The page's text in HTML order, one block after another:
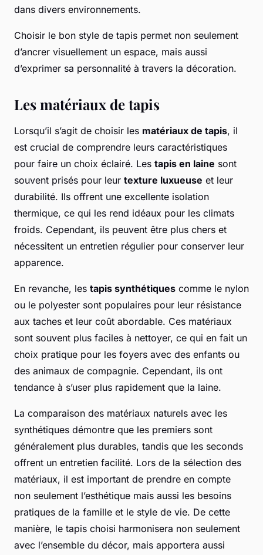
dans divers environnements.
Choisir le bon style de tapis permet non seulement
d’ancrer visuellement un espace, mais aussi
d’exprimer sa personnalité à travers la décoration.
Les matériaux de tapis
Lorsqu’il s’agit de choisir les matériaux de tapis, il
est crucial de comprendre leurs caractéristiques
pour faire un choix éclairé. Les tapis en laine sont
souvent prisés pour leur texture luxueuse et leur
durabilité. Ils offrent une excellente isolation
thermique, ce qui les rend idéaux pour les climats
froids. Cependant, ils peuvent être plus chers et
nécessitent un entretien régulier pour conserver leur
apparence.
En revanche, les tapis synthétiques comme le nylon
ou le polyester sont populaires pour leur résistance
aux taches et leur coût abordable. Ces matériaux
sont souvent plus faciles à nettoyer, ce qui en fait un
choix pratique pour les foyers avec des enfants ou
des animaux de compagnie. Cependant, ils ont
tendance à s’user plus rapidement que la laine.
La comparaison des matériaux naturels avec les
synthétiques démontre que les premiers sont
généralement plus durables, tandis que les seconds
offrent un entretien facilité. Lors de la sélection des
matériaux, il est important de prendre en compte
non seulement l’esthétique mais aussi les besoins
pratiques de la famille et le style de vie. De cette
manière, le tapis choisi harmonisera non seulement
avec l’ensemble du décor, mais apportera aussi